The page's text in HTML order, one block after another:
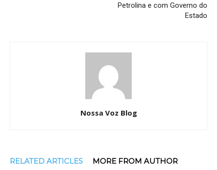
Petrolina e com Governo do
Estado
Nossa Voz Blog
RELATED ARTICLES MORE FROM AUTHOR